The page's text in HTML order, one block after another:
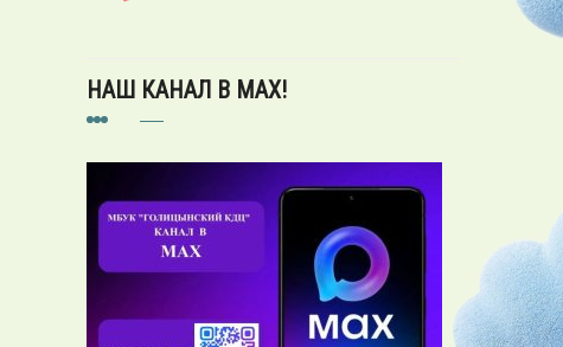
НАШ КАНАЛ В MAX!